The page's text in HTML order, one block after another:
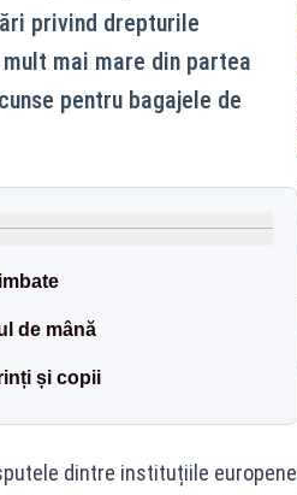
privind drepturile
mai mare din partea
pentru bagajele de
de mână
și copii
dintre instituțiile europene